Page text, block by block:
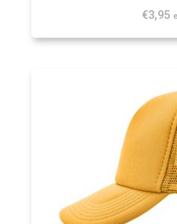
€3,95